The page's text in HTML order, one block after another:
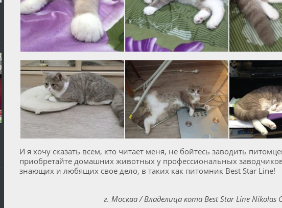
И я хочу сказать всем, кто читает меня, не бойтесь заводить
приобретайте домашних животных у профессиональных
знающих и любящих свое дело, в таких как питомник Best Star Line!
г. Москва / Владелица кота Best Star Line Nikolas